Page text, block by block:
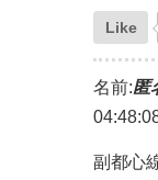
Like
名前:匿
副都心